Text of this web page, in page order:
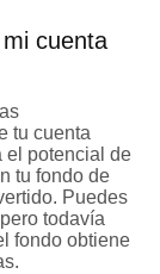
cuenta
tu cuenta
el potencial de
tu fondo de
Puedes
todavía
fondo obtiene